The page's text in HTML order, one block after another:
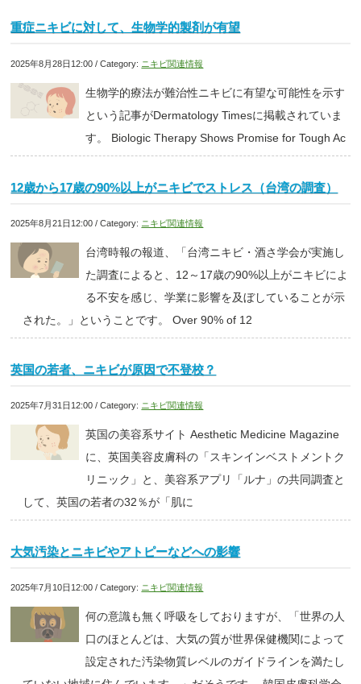
重症ニキビに対して、生物学的製剤が有望
2025年8月28日12:00 / Category: ニキビ関連情報
生物学的療法が難治性ニキビに有望な可能性を示す
という記事がDermatology Timesに掲載されていま
す。 Biologic Therapy Shows Promise for Tough Ac
12歳から17歳の90%以上がニキビでストレス（台湾の調査）
2025年8月21日12:00 / Category: ニキビ関連情報
台湾時報の報道、「台湾ニキビ・酒さ学会が実施し
た調査によると、12～17歳の90%以上がニキビによ
る不安を感じ、学業に影響を及ぼしていることが示
された。」ということです。 Over 90% of 12
英国の若者、ニキビが原因で不登校？
2025年7月31日12:00 / Category: ニキビ関連情報
英国の美容系サイト Aesthetic Medicine Magazine
に、英国美容皮膚科の「スキンインベストメントク
リニック」と、美容系アプリ「ルナ」の共同調査と
して、英国の若者の32％が「肌に
大気汚染とニキビやアトピーなどへの影響
2025年7月10日12:00 / Category: ニキビ関連情報
何の意識も無く呼吸をしておりますが、「世界の人
口のほとんどは、大気の質が世界保健機関によって
設定された汚染物質レベルのガイドラインを満たし